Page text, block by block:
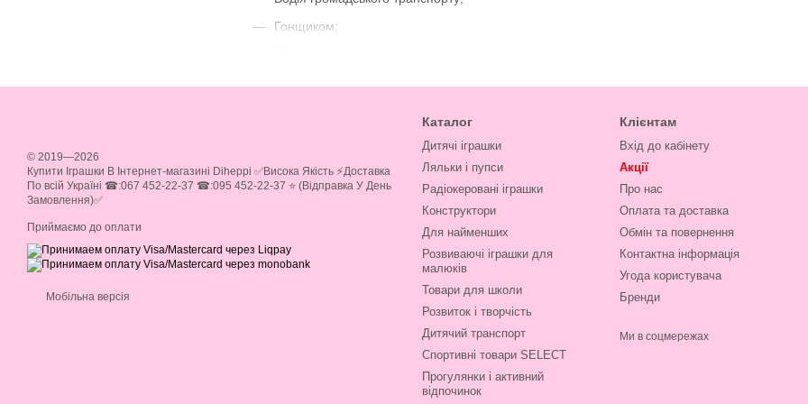
Гонщиком;
Особливості
Дитячі інерційні машинки користуються серед дітей та їх батьків величезним попитом. Вони
Керувати такою машинкою просто. В інерційному механізмі розташований маховик, який
машинку назад по твердій поверхні, трохи натиснувши. Коли іграшку відпускають, механізм
потрібні акумулятори або батареї, що дуже економно. Винятком є ​​лише іграшки з
Незважаючи на простий пристрій, дітям дуже подобається грати із подібними іграшковими
уяву дитини, тому з машинками грати і весело, і корисно.
Інерційний механізм вбудований практично у кожну машинку. Різновидів дуже багато: від
що запам'ятовується, тому хоча б одна модель повинна сподобатися. Вибір залежить лише
борознити уявні бездоріжжя на яскравому джипі або будувати хмарочоси, граючи з
незвичайним хобі, почавши збирати колекцію з мініатюр, створених на основі справжніх
© 2019—2026
Купити Іграшки В Інтернет-магазині Diheppi ✅Висока Якість ⚡Доставка
По всій Україні ☎:067 452-22-37 ☎:095 452-22-37 ⭐ (Відправка У День
Замовлення)✅
Приймаємо до оплати
Мобільна версія
Каталог
Дитячі іграшки
Ляльки і пупси
Радіокеровані іграшки
Конструктори
Для найменших
Розвиваючі іграшки для
малюків
Товари для школи
Розвиток і творчість
Дитячий транспорт
Спортивні товари SELECT
Прогулянки і активний
відпочинок
Клієнтам
Вхід до кабінету
Акції
Про нас
Оплата та доставка
Обмін та повернення
Контактна інформація
Угода користувача
Бренди
Ми в соцмережах